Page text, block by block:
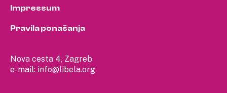
Nova cesta 4, Zagreb
e-mail: info@libela.org
Impressum
Pravila ponašanja